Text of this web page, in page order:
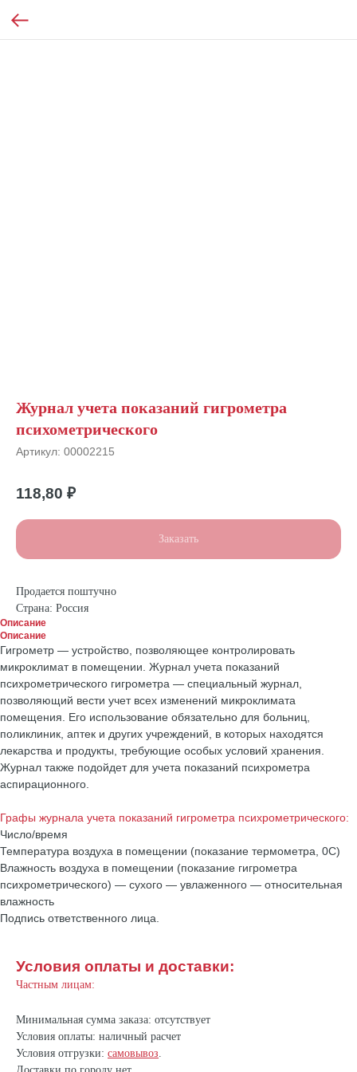
Журнал учета показаний гигрометра
психометрического
Артикул: 00002215
118,80 ₽
Заказать
Продается поштучно
Страна: Россия
Описание
Описание
Гигрометр — устройство, позволяющее контролировать
микроклимат в помещении. Журнал учета показаний
психрометрического гигрометра — специальный журнал,
позволяющий вести учет всех изменений микроклимата
помещения. Его использование обязательно для больниц,
поликлиник, аптек и других учреждений, в которых находятся
лекарства и продукты, требующие особых условий хранения.
Журнал также подойдет для учета показаний психрометра
аспирационного.
Графы журнала учета показаний гигрометра психрометрического:
Число/время
Температура воздуха в помещении (показание термометра, 0С)
Влажность воздуха в помещении (показание гигрометра
психрометрического) — сухого — увлаженного — относительная
влажность
Подпись ответственного лица.
Условия оплаты и доставки:
Частным лицам:
Минимальная сумма заказа: отсутствует
Условия оплаты: наличный расчет
Условия отгрузки: самовывоз.